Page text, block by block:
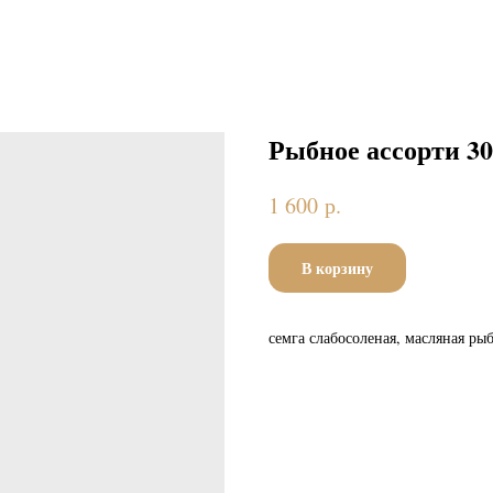
Рыбное ассорти
1 600 р.
В корзину
семга слабосоленая, масляная